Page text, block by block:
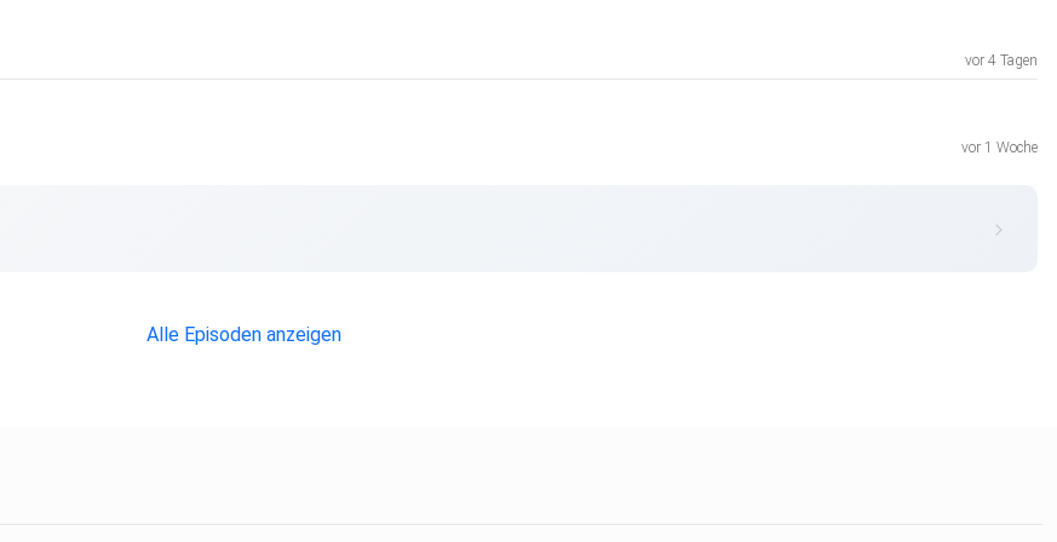
vor 4 Tagen
vor 1 Woche
Alle Episoden anzeigen